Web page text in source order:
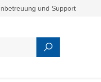
und Support